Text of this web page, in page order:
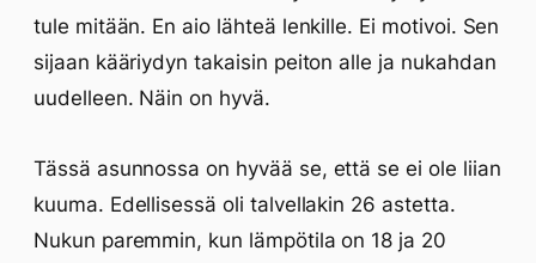
tule mitään. En aio lähteä lenkille. Ei motivoi. Sen
sijaan kääriydyn takaisin peiton alle ja nukahdan
uudelleen. Näin on hyvä.
Tässä asunnossa on hyvää se, että se ei ole liian
kuuma. Edellisessä oli talvellakin 26 astetta.
Nukun paremmin, kun lämpötila on 18 ja 20